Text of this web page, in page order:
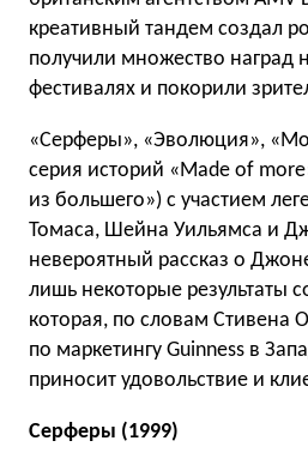
креативный тандем создал
получили множество наград
фестивалях и покорили
«Серферы», «Эволюция»,
серия историй «Made of
из большего») c участием
Томаса, Шейна Уильямса и
невероятный рассказ о
лишь некоторые результаты
которая, по словам Стивена
по маркетингу Guinness в
приносит удовольствие и
Серферы (1999)